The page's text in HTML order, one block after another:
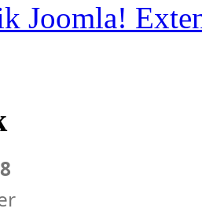
Joomla!